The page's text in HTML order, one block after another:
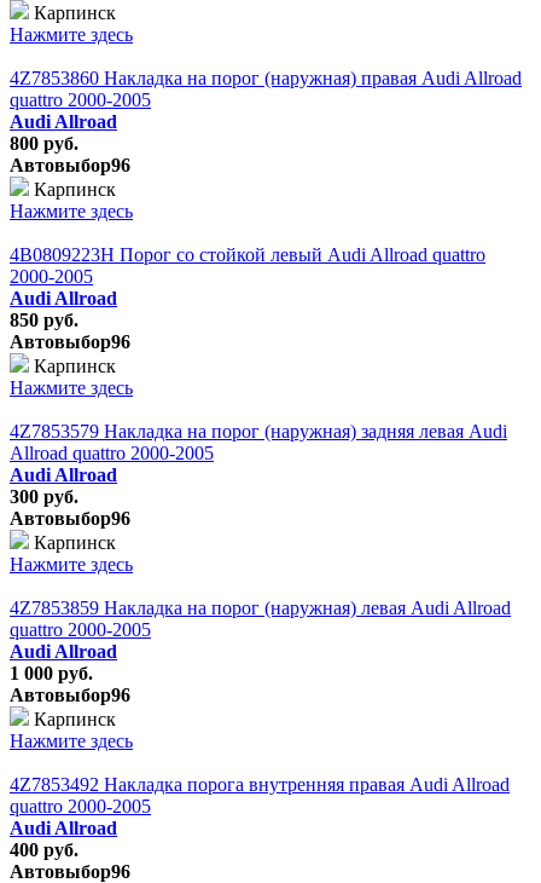
Карпинск
Нажмите здесь
4Z7853860 Накладка на порог (наружная) правая Audi Allroad
quattro 2000-2005
Audi Allroad
800 руб.
Автовыбор96
Карпинск
Нажмите здесь
4B0809223H Порог со стойкой левый Audi Allroad quattro
2000-2005
Audi Allroad
850 руб.
Автовыбор96
Карпинск
Нажмите здесь
4Z7853579 Накладка на порог (наружная) задняя левая Audi
Allroad quattro 2000-2005
Audi Allroad
300 руб.
Автовыбор96
Карпинск
Нажмите здесь
4Z7853859 Накладка на порог (наружная) левая Audi Allroad
quattro 2000-2005
Audi Allroad
1 000 руб.
Автовыбор96
Карпинск
Нажмите здесь
4Z7853492 Накладка порога внутренняя правая Audi Allroad
quattro 2000-2005
Audi Allroad
400 руб.
Автовыбор96